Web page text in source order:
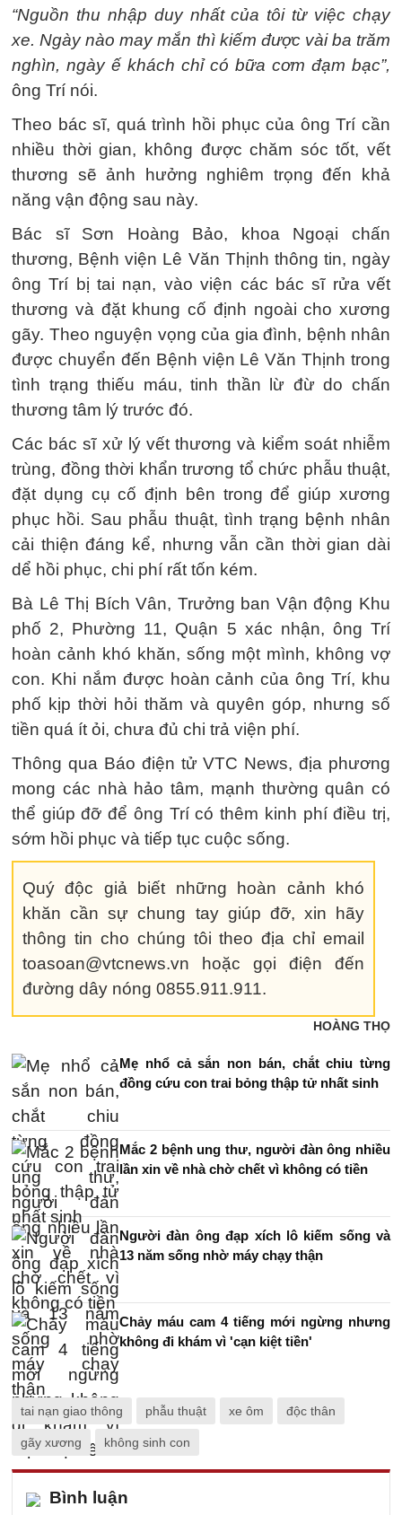
“Nguồn thu nhập duy nhất của tôi từ việc chạy
xe. Ngày nào may mắn thì kiếm được vài ba trăm
nghìn, ngày ế khách chỉ có bữa cơm đạm bạc”,
ông Trí nói.
Theo bác sĩ, quá trình hồi phục của ông Trí cần
nhiều thời gian, không được chăm sóc tốt, vết
thương sẽ ảnh hưởng nghiêm trọng đến khả
năng vận động sau này.
Bác sĩ Sơn Hoàng Bảo, khoa Ngoại chấn
thương, Bệnh viện Lê Văn Thịnh thông tin, ngày
ông Trí bị tai nạn, vào viện các bác sĩ rửa vết
thương và đặt khung cố định ngoài cho xương
gãy. Theo nguyện vọng của gia đình, bệnh nhân
được chuyển đến Bệnh viện Lê Văn Thịnh trong
tình trạng thiếu máu, tinh thần lừ đừ do chấn
thương tâm lý trước đó.
Các bác sĩ xử lý vết thương và kiểm soát nhiễm
trùng, đồng thời khẩn trương tổ chức phẫu thuật,
đặt dụng cụ cố định bên trong để giúp xương
phục hồi. Sau phẫu thuật, tình trạng bệnh nhân
cải thiện đáng kể, nhưng vẫn cần thời gian dài
dể hồi phục, chi phí rất tốn kém.
Bà Lê Thị Bích Vân, Trưởng ban Vận động Khu
phố 2, Phường 11, Quận 5 xác nhận, ông Trí
hoàn cảnh khó khăn, sống một mình, không vợ
con. Khi nắm được hoàn cảnh của ông Trí, khu
phố kịp thời hỏi thăm và quyên góp, nhưng số
tiền quá ít ỏi, chưa đủ chi trả viện phí.
Thông qua Báo điện tử VTC News, địa phương
mong các nhà hảo tâm, mạnh thường quân có
thể giúp đỡ để ông Trí có thêm kinh phí điều trị,
sớm hồi phục và tiếp tục cuộc sống.
Quý độc giả biết những hoàn cảnh khó
khăn cần sự chung tay giúp đỡ, xin hãy
thông tin cho chúng tôi theo địa chỉ email
toasoan@vtcnews.vn hoặc gọi điện đến
đường dây nóng 0855.911.911.
HOÀNG THỌ
Mẹ nhổ cả sắn non bán, chắt chiu từng
đồng cứu con trai bỏng thập tử nhất sinh
Mắc 2 bệnh ung thư, người đàn ông nhiều
lần xin về nhà chờ chết vì không có tiền
Người đàn ông đạp xích lô kiếm sống và
13 năm sống nhờ máy chạy thận
Chảy máu cam 4 tiếng mới ngừng nhưng
không đi khám vì 'cạn kiệt tiền'
tai nạn giao thông phẫu thuật xe ôm độc thân
gãy xương không sinh con
Bình luận